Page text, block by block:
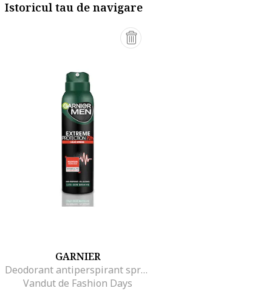
Istoricul tau de navigare
GARNIER
Deodorant antiperspirant spray Mineral Extreme pentru barbati, 150 ml
Vandut de Fashion Days